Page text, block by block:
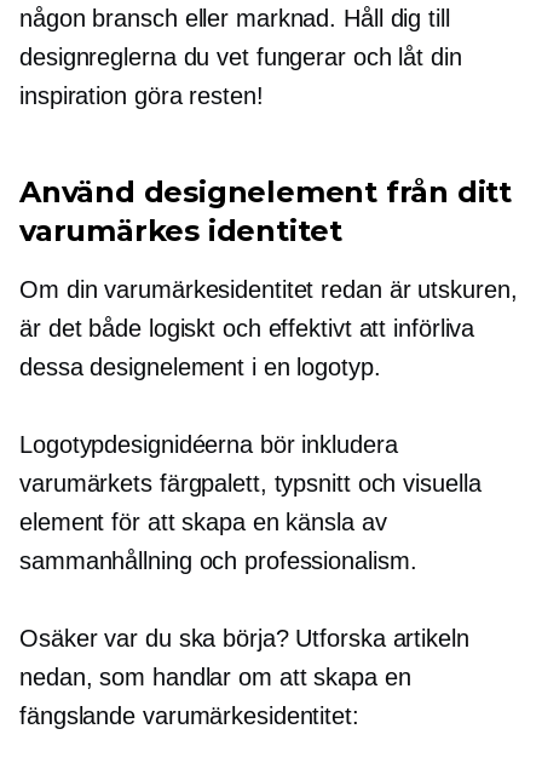
någon bransch eller marknad. Håll dig till
designreglerna du vet fungerar och låt din
inspiration göra resten!
Använd designelement från ditt
varumärkes identitet
Om din varumärkesidentitet redan är utskuren,
är det både logiskt och effektivt att införliva
dessa designelement i en logotyp.
Logotypdesignidéerna bör inkludera
varumärkets färgpalett, typsnitt och visuella
element för att skapa en känsla av
sammanhållning och professionalism.
Osäker var du ska börja? Utforska artikeln
nedan, som handlar om att skapa en
fängslande varumärkesidentitet: